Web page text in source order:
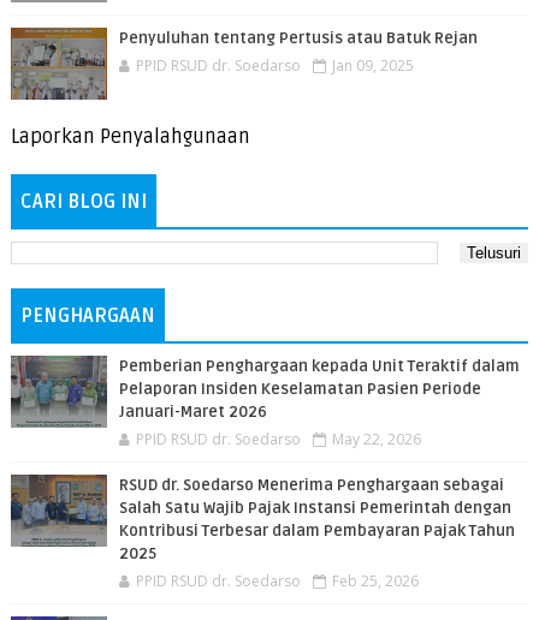
Penyuluhan tentang Pertusis atau Batuk Rejan
PPID RSUD dr. Soedarso Jan 09, 2025
Laporkan Penyalahgunaan
CARI BLOG INI
PENGHARGAAN
Pemberian Penghargaan kepada Unit Teraktif dalam
Pelaporan Insiden Keselamatan Pasien Periode
Januari-Maret 2026
PPID RSUD dr. Soedarso May 22, 2026
RSUD dr. Soedarso Menerima Penghargaan sebagai
Salah Satu Wajib Pajak Instansi Pemerintah dengan
Kontribusi Terbesar dalam Pembayaran Pajak Tahun
2025
PPID RSUD dr. Soedarso Feb 25, 2026